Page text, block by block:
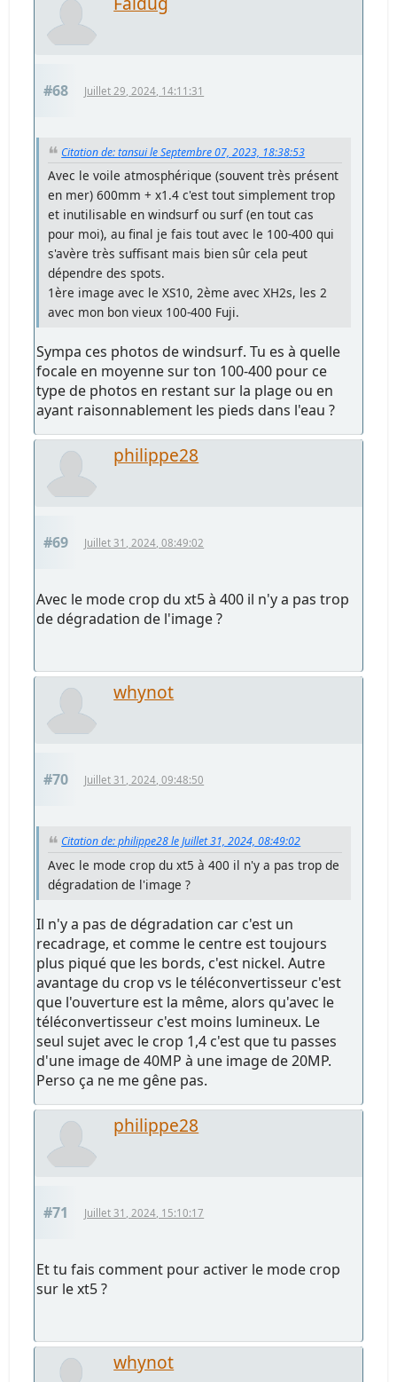
#68 Juillet 29, 2024, 14:11:31
Citation de: tansui le Septembre 07, 2023, 18:38:53
Avec le voile atmosphérique (souvent très présent
en mer) 600mm + x1.4 c'est tout simplement trop
et inutilisable en windsurf ou surf (en tout cas
pour moi), au final je fais tout avec le 100-400 qui
s'avère très suffisant mais bien sûr cela peut
dépendre des spots.
1ère image avec le XS10, 2ème avec XH2s, les 2
avec mon bon vieux 100-400 Fuji.
Sympa ces photos de windsurf. Tu es à quelle
focale en moyenne sur ton 100-400 pour ce
type de photos en restant sur la plage ou en
ayant raisonnablement les pieds dans l'eau ?
philippe28
#69 Juillet 31, 2024, 08:49:02
Avec le mode crop du xt5 à 400 il n'y a pas trop
de dégradation de l'image ?
whynot
#70 Juillet 31, 2024, 09:48:50
Citation de: philippe28 le Juillet 31, 2024, 08:49:02
Avec le mode crop du xt5 à 400 il n'y a pas trop de
dégradation de l'image ?
Il n'y a pas de dégradation car c'est un
recadrage, et comme le centre est toujours
plus piqué que les bords, c'est nickel. Autre
avantage du crop vs le téléconvertisseur c'est
que l'ouverture est la même, alors qu'avec le
téléconvertisseur c'est moins lumineux. Le
seul sujet avec le crop 1,4 c'est que tu passes
d'une image de 40MP à une image de 20MP.
Perso ça ne me gêne pas.
philippe28
#71 Juillet 31, 2024, 15:10:17
Et tu fais comment pour activer le mode crop
sur le xt5 ?
whynot